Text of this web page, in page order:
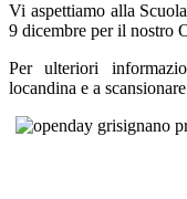
Vi aspettiamo alla
9 dicembre per il nostro
Per ulteriori
locandina e a